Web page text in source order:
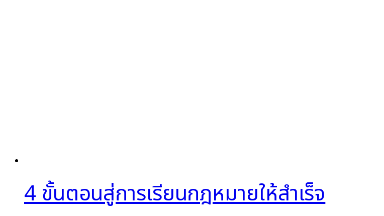
4 ขั้นตอนสู่การเรียนกฎหมายให้สำเร็จ